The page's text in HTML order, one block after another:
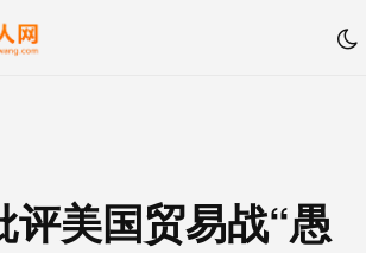
评美国贸易战“愚